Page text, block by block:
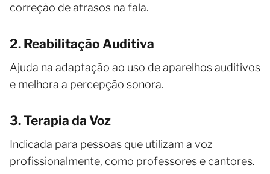
correção de atrasos na fala.
2. Reabilitação Auditiva
Ajuda na adaptação ao uso de aparelhos auditivos
e melhora a percepção sonora.
3. Terapia da Voz
Indicada para pessoas que utilizam a voz
profissionalmente, como professores e cantores.